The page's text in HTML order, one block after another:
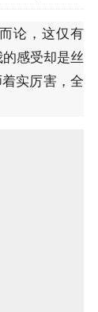
论，这仅有
感受却是丝
实厉害，全